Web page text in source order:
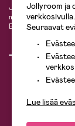
Jollyroomin laajasta
mielin. Jollyroomilta
Baby Jogger,
Jollyroom ja
Seuraavat
Lue lisää